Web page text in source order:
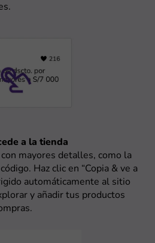
a la tienda
mayores detalles, como la
Haz clic en “Copia & ve a
automáticamente al sitio
y añadir tus productos